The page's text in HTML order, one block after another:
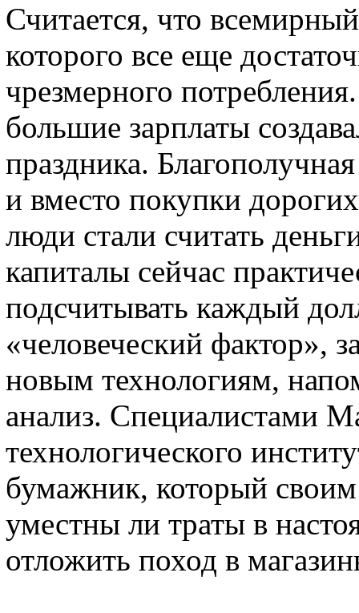
Считается, что
которого все еще
чрезмерного
большие зарплаты
праздника.
и вместо покупки
люди стали считать
капиталы сейчас
подсчитывать каждый
«человеческий фактор»,
новым технологиям,
анализ. Специалистами
технологического
бумажник, который
уместны ли траты в
отложить поход в